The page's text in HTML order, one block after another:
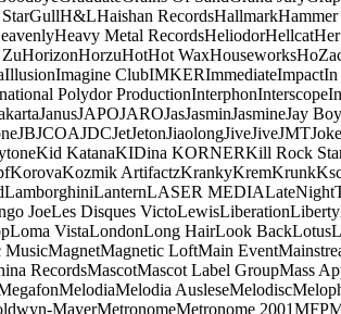
GullH&LHaishan RecordsHallmark
Heavy Metal RecordsHeliodorHellcat
HorizonHorzuHotHot WaxHouseworks
IllusionImagine ClubIMKERImmediateImpactIn
Polydor ProductionInterphonInterscope
JanusJAPOJAROJasJasminJasmineJay Boy
JBJCOAJDCJetJetonJiaolongJiveJiveJMT
Kid KatanaKIDina KORNERKill Rock
KorovaKozmik ArtifactzKrankyKremKrunk
LamborghiniLanternLASER MEDIA
JoeLes Disques VictoLewisLiberationLiberty
Loma VistaLondonLong HairLook BackLotus
MusicMagnetMagnetic LoftMain Event
RecordsMascotMascot Label GroupMass
MelodiaMelodia AusleseMelodisc
MayerMetronomeMetronome 2001MFP